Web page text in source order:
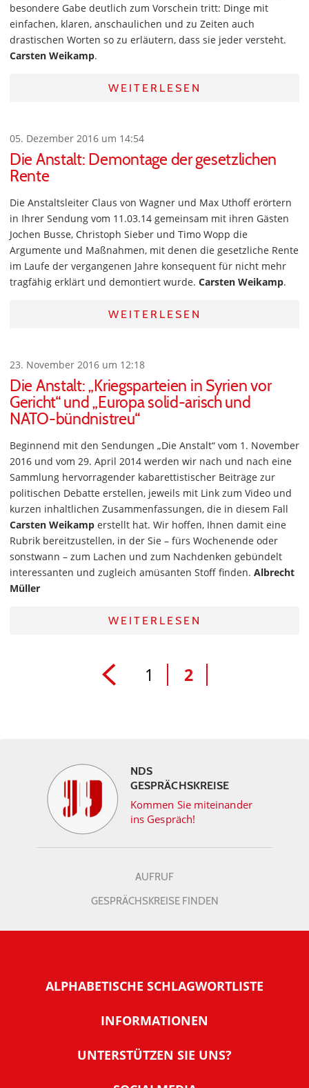
besondere Gabe deutlich zum Vorschein tritt: Dinge mit
einfachen, klaren, anschaulichen und zu Zeiten auch
drastischen Worten so zu erläutern, dass sie jeder versteht.
Carsten Weikamp.
WEITERLESEN
05. Dezember 2016 um 14:54
Die Anstalt: Demontage der gesetzlichen
Rente
Die Anstaltsleiter Claus von Wagner und Max Uthoff erörtern
in Ihrer Sendung vom 11.03.14 gemeinsam mit ihren Gästen
Jochen Busse, Christoph Sieber und Timo Wopp die
Argumente und Maßnahmen, mit denen die gesetzliche Rente
im Laufe der vergangenen Jahre konsequent für nicht mehr
tragfähig erklärt und demontiert wurde. Carsten Weikamp.
WEITERLESEN
23. November 2016 um 12:18
Die Anstalt: „Kriegsparteien in Syrien vor
Gericht“ und „Europa solid-arisch und
NATO-bündnistreu“
Beginnend mit den Sendungen „Die Anstalt“ vom 1. November
2016 und vom 29. April 2014 werden wir nach und nach eine
Sammlung hervorragender kabarettistischer Beiträge zur
politischen Debatte erstellen, jeweils mit Link zum Video und
kurzen inhaltlichen Zusammenfassungen, die in diesem Fall
Carsten Weikamp erstellt hat. Wir hoffen, Ihnen damit eine
Rubrik bereitzustellen, in der Sie – fürs Wochenende oder
sonstwann – zum Lachen und zum Nachdenken gebündelt
interessanten und zugleich amüsanten Stoff finden. Albrecht
Müller
WEITERLESEN
1 2
NDS
GESPRÄCHSKREISE
Kommen Sie miteinander
ins Gespräch!
AUFRUF
GESPRÄCHSKREISE FINDEN
ALPHABETISCHE SCHLAGWORTLISTE
INFORMATIONEN
Warum NachDenkSeiten
UNTERSTÜTZEN SIE UNS?